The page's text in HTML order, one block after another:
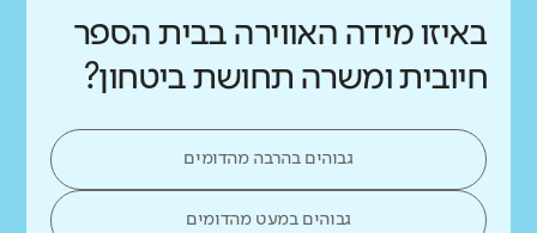
באיזו מידה האווירה בבית הספר
חיובית ומשרה תחושת ביטחון?
גבוהים בהרבה מהדומים
גבוהים במעט מהדומים